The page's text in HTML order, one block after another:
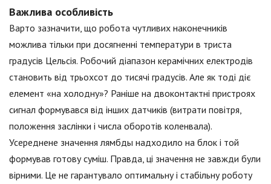
Важлива особливість
Варто зазначити, що робота чутливих наконечників
можлива тільки при досягненні температури в триста
градусів Цельсія. Робочий діапазон керамічних електродів
становить від трьохсот до тисячі градусів. Але як тоді діє
елемент «на холодну»? Раніше на двоконтактні пристроях
сигнал формувався від інших датчиків (витрати повітря,
положення заслінки і числа оборотів коленвала).
Усереднене значення лямбды надходило на блок і той
формував готову суміш. Правда, ці значення не завжди були
вірними. Це не гарантувало оптимальну і стабільну роботу